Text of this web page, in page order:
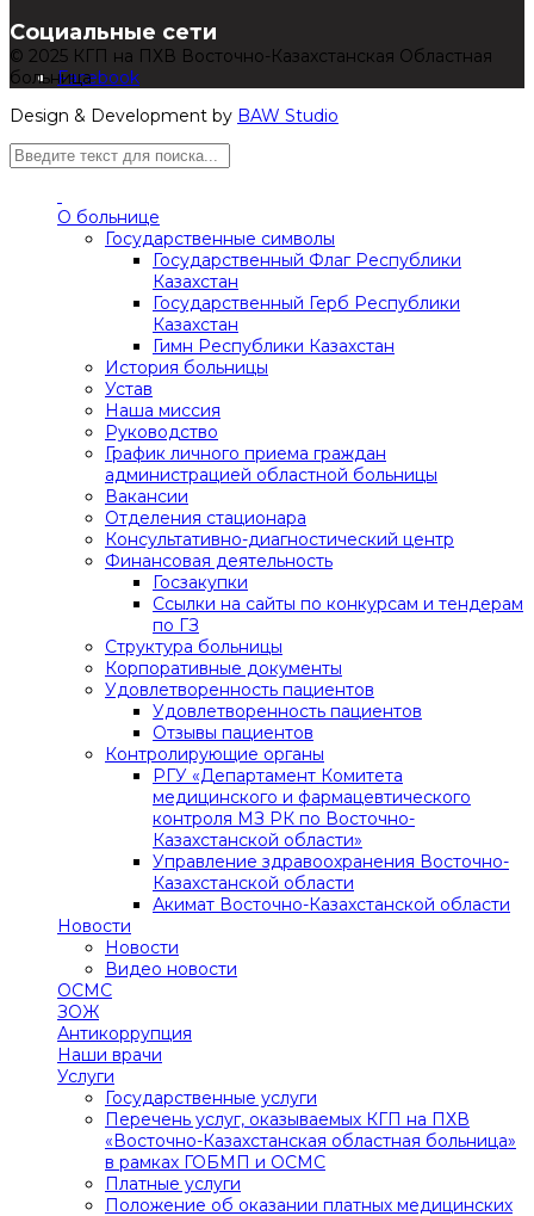
Социальные сети
Facebook
© 2025 КГП на ПХВ Восточно-Казахстанская Областная
больница
Design & Development by BAW Studio
О больнице
Государственные символы
Государственный Флаг Республики
Казахстан
Государственный Герб Республики
Казахстан
Гимн Республики Казахстан
История больницы
Устав
Наша миссия
Руководство
График личного приема граждан
администрацией областной больницы
Вакансии
Отделения стационара
Консультативно-диагностический центр
Финансовая деятельность
Госзакупки
Ссылки на сайты по конкурсам и тендерам
по ГЗ
Структура больницы
Корпоративные документы
Удовлетворенность пациентов
Удовлетворенность пациентов
Отзывы пациентов
Контролирующие органы
РГУ «Департамент Комитета
медицинского и фармацевтического
контроля МЗ РК по Восточно-
Казахстанской области»
Управление здравоохранения Восточно-
Казахстанской области
Акимат Восточно-Казахстанской области
Новости
Новости
Видео новости
ОСМС
ЗОЖ
Антикоррупция
Наши врачи
Услуги
Государственные услуги
Перечень услуг, оказываемых КГП на ПХВ
«Восточно-Казахстанская областная больница»
в рамках ГОБМП и ОСМС
Платные услуги
Положение об оказании платных медицинских